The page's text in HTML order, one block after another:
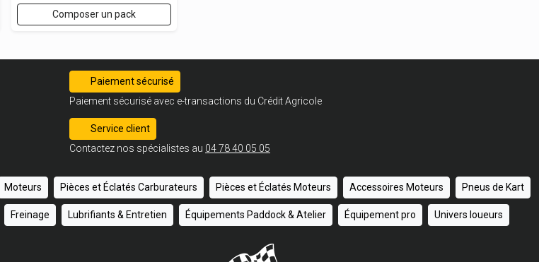
Composer un pack
Paiement sécurisé
Paiement sécurisé avec e-transactions du Crédit Agricole
Service client
Contactez nos spécialistes au 04 78 40 05 05
Moteurs Pièces et Éclatés Carburateurs Pièces et Éclatés Moteurs Accessoires Moteurs Pneus de Kart
Freinage Lubrifiants & Entretien Équipements Paddock & Atelier Équipement pro Univers loueurs